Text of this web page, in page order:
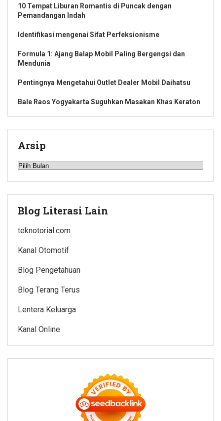
10 Tempat Liburan Romantis di Puncak dengan
Pemandangan Indah
Identifikasi mengenai Sifat Perfeksionisme
Formula 1: Ajang Balap Mobil Paling Bergengsi dan
Mendunia
Pentingnya Mengetahui Outlet Dealer Mobil Daihatsu
Bale Raos Yogyakarta Suguhkan Masakan Khas Keraton
Arsip
Arsip
Blog Literasi Lain
teknotorial.com
Kanal Otomotif
Blog Pengetahuan
Blog Terang Terus
Lentera Keluarga
Kanal Online